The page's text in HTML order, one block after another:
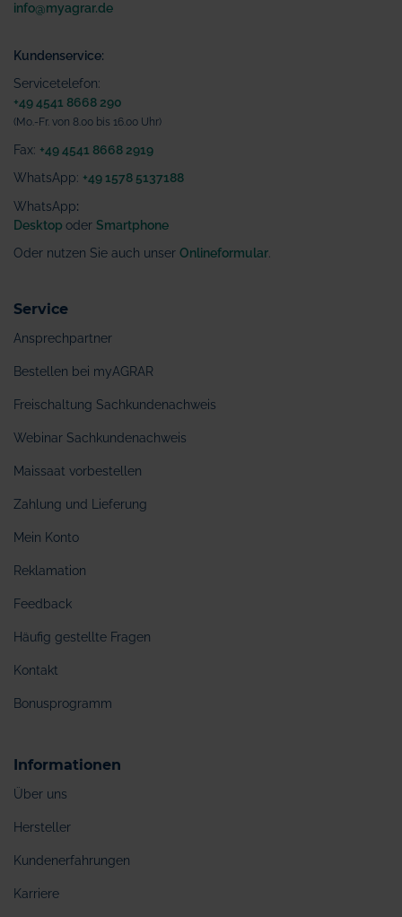
info@myagrar.de
Kundenservice:
Servicetelefon:
+49 4541 8668 290
(Mo.-Fr. von 8.00 bis 16.00 Uhr)
Fax: +49 4541 8668 2919
WhatsApp: +49 1578 5137188
WhatsApp:
Desktop oder Smartphone
Oder nutzen Sie auch unser Onlineformular
Service
Ansprechpartner
Bestellen bei myAGRAR
Freischaltung Sachkundenachweis
Webinar Sachkundenachweis
Maissaat vorbestellen
Zahlung und Lieferung
Mein Konto
Reklamation
Feedback
Häufig gestellte Fragen
Kontakt
Bonusprogramm
Informationen
Über uns
Hersteller
Kundenerfahrungen
Karriere